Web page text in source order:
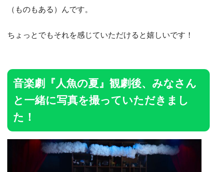
（ものもある）んです。
ちょっとでもそれを感じていただけると嬉しいです！
音楽劇『人魚の夏』観劇後、みなさん
と一緒に写真を撮っていただきまし
た！